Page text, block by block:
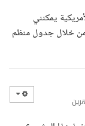
يمكنني
من خلال جدول منظم